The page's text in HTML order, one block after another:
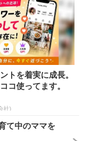
トを着実に成長。
コ使ってます。
社)
て中のママを